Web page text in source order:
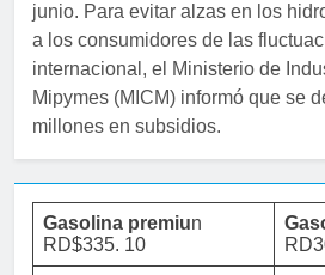
junio. Para evitar alzas en los
a los consumidores de las
internacional, el Ministerio de
Mipymes (MICM) informó que se
millones en subsidios.
Gasolina premiun
RD$335. 10